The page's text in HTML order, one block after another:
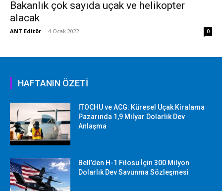
Bakanlık çok sayıda uçak ve helikopter
alacak
ANT Editör - 4 Ocak 2022 0
HAFTANIN ÖZETİ
ITOCHU ve ACG: Küresel Uçak Kiralama
Pazarında 1,9 Milyar Dolarlık Dev
Anlaşma
Bell’den H-1 Filosu İçin 300 Milyon
Dolarlık Dev Savunma Sözleşmesi